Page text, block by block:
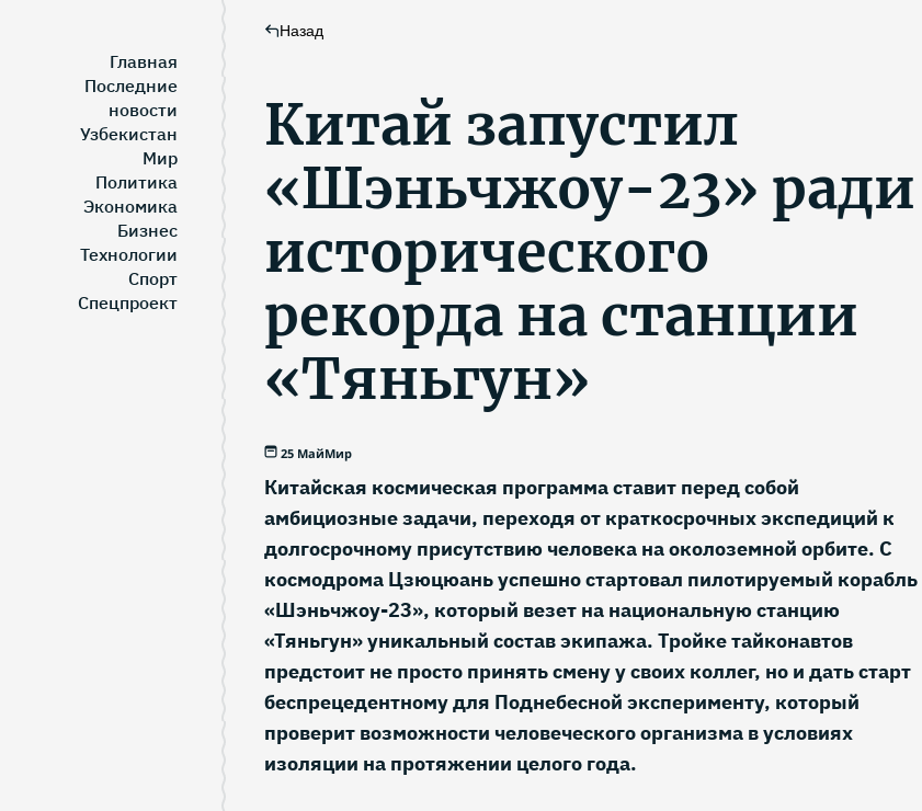
Главная
Последние
новости
Узбекистан
Мир
Политика
Экономика
Бизнес
Технологии
Спорт
Спецпроект
Назад
Китай запустил
«Шэньчжоу-23» ради
исторического
рекорда на станции
«Тяньгун»
25 МайМир
Китайская космическая программа ставит перед собой
амбициозные задачи, переходя от краткосрочных экспедиций к
долгосрочному присутствию человека на околоземной орбите. С
космодрома Цзюцюань успешно стартовал пилотируемый корабль
«Шэньчжоу-23», который везет на национальную станцию
«Тяньгун» уникальный состав экипажа. Тройке тайконавтов
предстоит не просто принять смену у своих коллег, но и дать старт
беспрецедентному для Поднебесной эксперименту, который
проверит возможности человеческого организма в условиях
изоляции на протяжении целого года.